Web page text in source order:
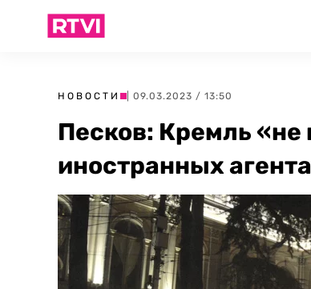
НОВОСТИ | 09.03.2023 / 13:50
Песков: Кремль «не
иностранных